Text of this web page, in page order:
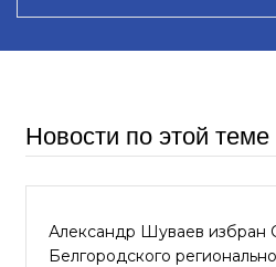
Новости по этой теме
Александр Шуваев избран
Белгородского